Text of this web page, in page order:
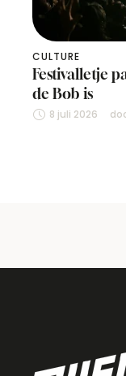
CULTURE
Festivalletje
de Bob is
8 juli 2026